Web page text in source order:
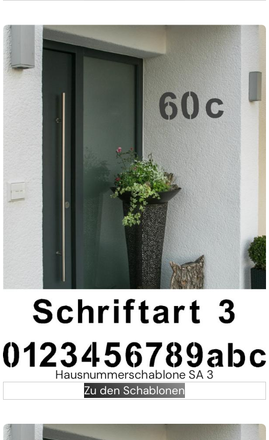
Hausnummerschablone SA 3
Zu den Schablonen